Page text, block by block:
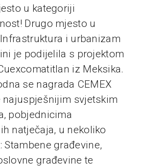
u kategoriji
Drugo mjesto u
i urbanizam
je podijelila s projektom
iz Meksika.
se nagrada CEMEX
svjetskim
pobjednicima
natječaja, u nekoliko
Stambene građevine,
građevine te